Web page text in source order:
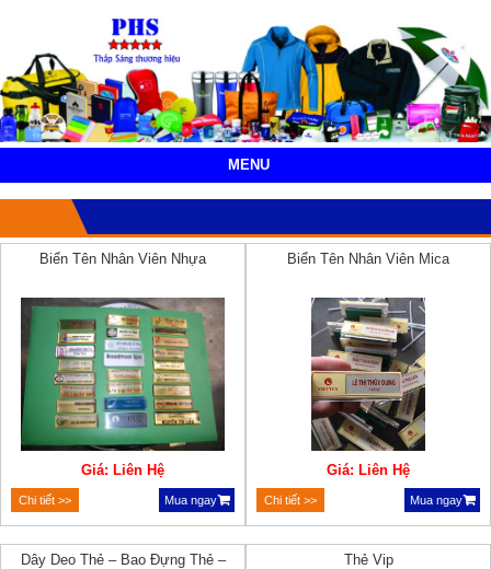
MENU
Biển Tên Nhân Viên Nhựa
Giá: Liên Hệ
Chi tiết >> Mua ngay
Biển Tên Nhân Viên Mica
Giá: Liên Hệ
Chi tiết >> Mua ngay
Dây Deo Thẻ – Bao Đựng Thẻ –
Thẻ Vip